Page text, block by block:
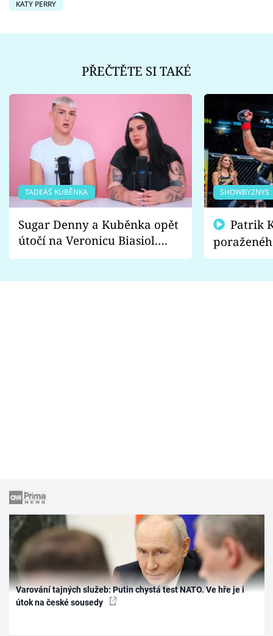
KATY PERRY
PŘEČTĚTE SI TAKÉ
TADEÁŠ KUBĚNKA
Sugar Denny a Kuběnka opět
útočí na Veronicu Biasiol.
Proč je podle nich falešná a
SHOWBYZNYS
fanoušci
Varování tajných služeb: Putin chystá test NATO. Ve hře je i
útok na české sousedy